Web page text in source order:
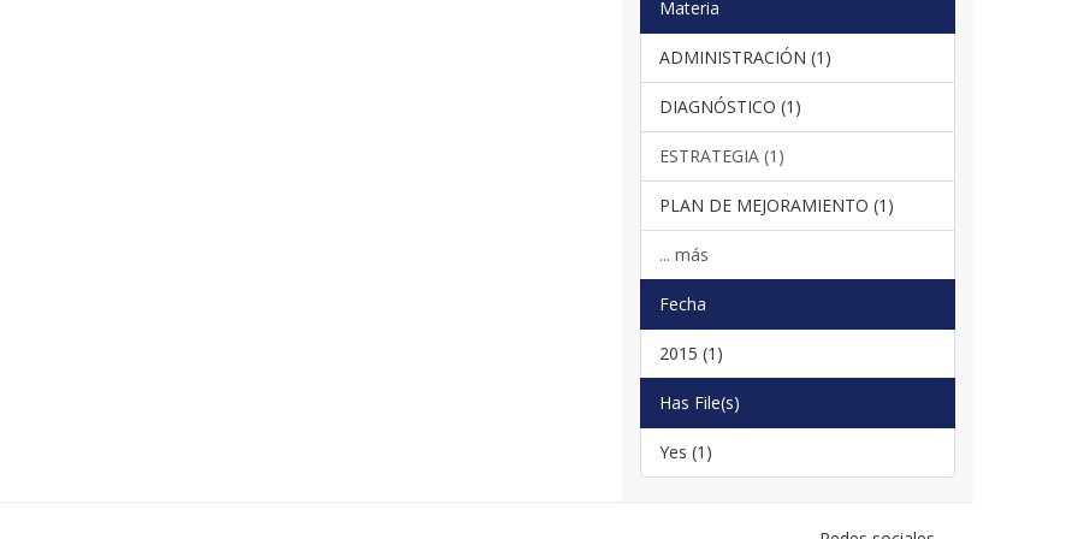
Materia
ADMINISTRACIÓN (1)
DIAGNÓSTICO (1)
ESTRATEGIA (1)
PLAN DE MEJORAMIENTO (1)
... más
Fecha
2015 (1)
Has File(s)
Yes (1)